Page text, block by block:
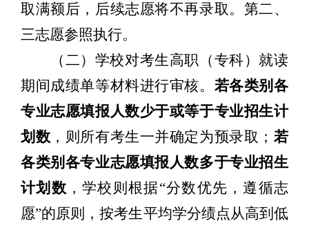
取满额后，后续志愿将不再录取。第二、
三志愿参照执行。
（二）学校对考生高职（专科）就读
期间成绩单等材料进行审核。 若各类别各
专业志愿填报人数少于或等于专业招生计
划数 ，则所有考生一并确定为预录取； 若
各类别各专业志愿填报人数多于专业招生
计划数 ，学校则根据“分数优先，遵循志
愿”的原则，按考生平均学分绩点从高到低